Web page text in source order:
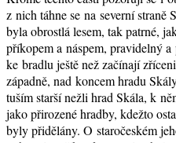
z nich táhne se na severní
byla obrostlá lesem, tak patrné,
příkopem a náspem, pravidelný
ke bradlu ještě než začínají
západně, nad koncem hradu
tuším starší nežli hrad Skála, k
jako přirozené hradby, kdežto
byly přidělány. O staročeském